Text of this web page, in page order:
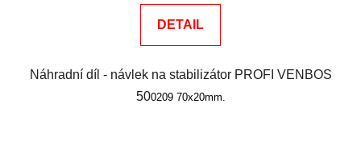
DETAIL
Náhradní díl - návlek na stabilizátor PROFI VENBOS
500209 70x20mm.